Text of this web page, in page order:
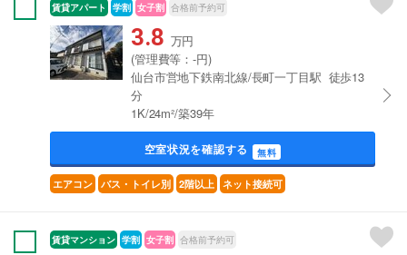
賃貸アパート 学割 女子割 合格前予約可
3.8 万円
(管理費等：-円)
仙台市営地下鉄南北線/長町一丁目駅 徒歩13
分
1K/24m²/築39年
空室状況を確認する 無料
エアコン バス・トイレ別 2階以上 ネット接続可
賃貸マンション 学割 女子割 合格前予約可